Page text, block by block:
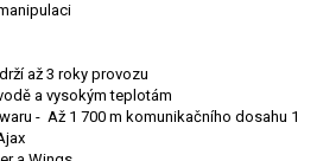
až 3 roky provozu
a vysokým teplotám
- Až 1 700 m komunikačního dosahu 1